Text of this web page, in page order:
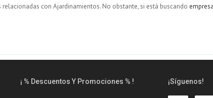
con Ajardinamientos. No obstante, si está buscando
¡ % Descuentos Y Promociones % ! ¡Síguenos!